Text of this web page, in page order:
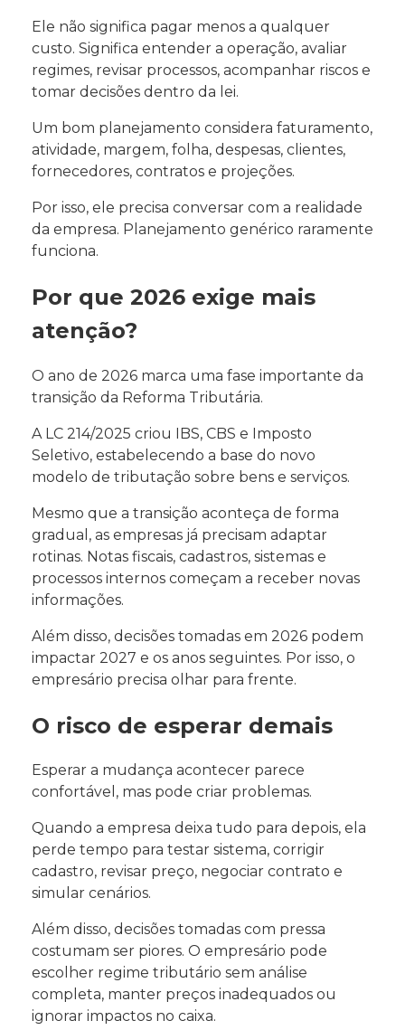
Ele não significa pagar menos a qualquer
custo. Significa entender a operação, avaliar
regimes, revisar processos, acompanhar riscos e
tomar decisões dentro da lei.
Um bom planejamento considera faturamento,
atividade, margem, folha, despesas, clientes,
fornecedores, contratos e projeções.
Por isso, ele precisa conversar com a realidade
da empresa. Planejamento genérico raramente
funciona.
Por que 2026 exige mais
atenção?
O ano de 2026 marca uma fase importante da
transição da Reforma Tributária.
A LC 214/2025 criou IBS, CBS e Imposto
Seletivo, estabelecendo a base do novo
modelo de tributação sobre bens e serviços.
Mesmo que a transição aconteça de forma
gradual, as empresas já precisam adaptar
rotinas. Notas fiscais, cadastros, sistemas e
processos internos começam a receber novas
informações.
Além disso, decisões tomadas em 2026 podem
impactar 2027 e os anos seguintes. Por isso, o
empresário precisa olhar para frente.
O risco de esperar demais
Esperar a mudança acontecer parece
confortável, mas pode criar problemas.
Quando a empresa deixa tudo para depois, ela
perde tempo para testar sistema, corrigir
cadastro, revisar preço, negociar contrato e
simular cenários.
Além disso, decisões tomadas com pressa
costumam ser piores. O empresário pode
escolher regime tributário sem análise
completa, manter preços inadequados ou
ignorar impactos no caixa.